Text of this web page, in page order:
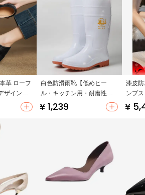
革 ローフ
ザイン・
厚底・エ
白色防滑雨靴【低めヒー
ル・キッチン用・耐磨性・
男女兼用】
¥ 1,239
漆皮
ンプ
たト
¥